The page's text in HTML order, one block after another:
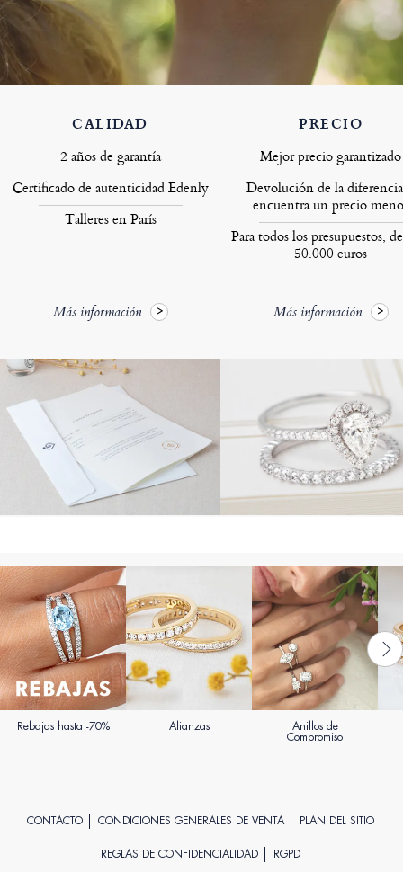
CALIDAD
2 años de garantía
Certificado de autenticidad Edenly
Talleres en París
Más información
PRECIO
Mejor precio garantizado
Devolución de la
encuentra un precio
Para todos los presupuestos,
50.000 euros
Más información
Rebajas hasta -70% Alianzas Anillos de
Compromiso
CONTACTO CONDICIONES GENERALES DE VENTA PLAN DEL SITIO
REGLAS DE CONFIDENCIALIDAD RGPD